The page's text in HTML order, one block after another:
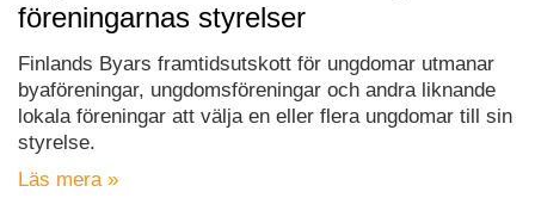
föreningarnas styrelser
Finlands Byars framtidsutskott för ungdomar utmanar
byaföreningar, ungdomsföreningar och andra liknande
lokala föreningar att välja en eller flera ungdomar till sin
styrelse.
Läs mera »